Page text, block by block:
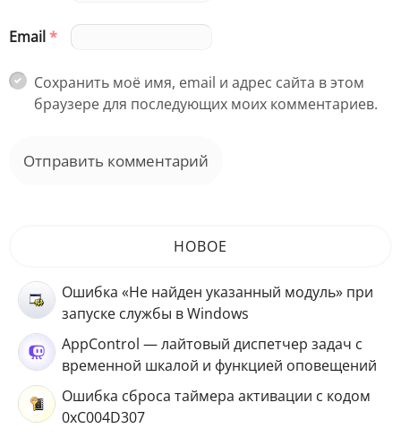
Email*
Сохранить моё имя, email и адрес сайта в этом
браузере для последующих моих комментариев.
НОВОЕ
Ошибка «Не найден указанный модуль» при
запуске службы в Windows
AppControl — лайтовый диспетчер задач с
временной шкалой и функцией оповещений
Ошибка сброса таймера активации с кодом
0xC004D307